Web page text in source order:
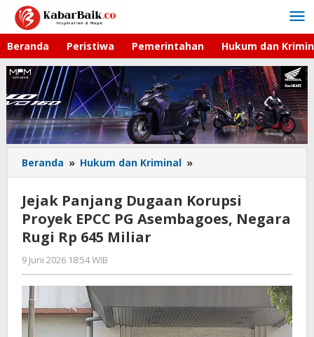
Lewati
konten
Beranda Peristiwa Pemerintahan Hukum dan
Beranda » Hukum dan Kriminal »
Panjang
Korupsi
Proyek
Rp
645
Jejak Panjang Dugaan Korupsi
Proyek EPCC PG Asembagoes, Negara
Rugi Rp 645 Miliar
9 Juni 2026 18:54 WIB
Andika
DP